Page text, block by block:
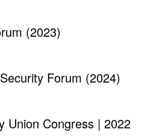
(2023)
Forum (2024)
Union Congress | 2022